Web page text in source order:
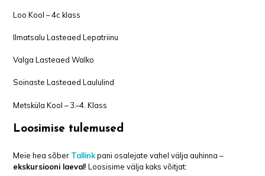
Loo Kool – 4c klass
Ilmatsalu Lasteaed Lepatriinu
Valga Lasteaed Walko
Soinaste Lasteaed Laululind
Metsküla Kool – 3.–4. Klass
Loosimise tulemused
Meie hea sõber Tallinkpani osalejate vahel välja auhinna –
ekskursiooni laeval! Loosisime välja kaks võitjat: